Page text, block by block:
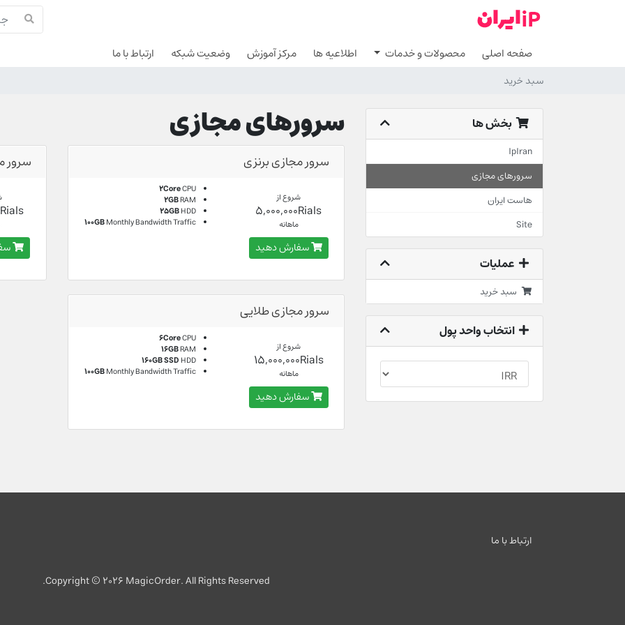
صفحه اصلی محصولات و خدمات اطلاعیه ها مرکز آموزش وضعیت شبکه ارتباط با ما
سبد خرید
بخش ها
IpIran
سرورهای مجازی
هاست ایران
Site
عملیات
سبد خرید
انتخاب واحد پول
سرورهای مجازی
سرور مجازی برنزی
2CoreCPU
2GBRAM
25GBHDD
100GBMonthly Bandwidth Traffic
شروع از
5,000,000Rials
ماهانه
سفارش دهید
سرور
سرور مجازی طلایی
6CoreCPU
16GBRAM
160GB SSD HDD
100GBMonthly Bandwidth Traffic
شروع از
15,000,000Rials
ماهانه
سفارش دهید
ارتباط با ما
Copyright © 2026 MagicOrder. All Rights Reserved.